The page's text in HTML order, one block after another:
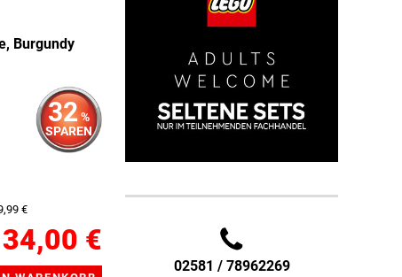
Burgundy
32%
SPAREN
€
34,00 €
02581 / 78962269